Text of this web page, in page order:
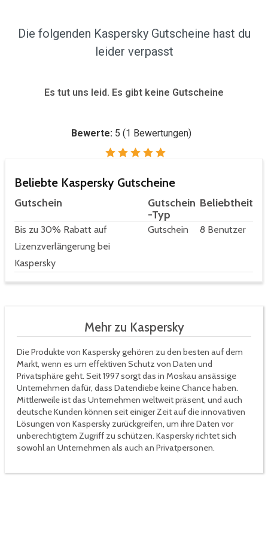
Die folgenden Kaspersky Gutscheine hast du
leider verpasst
Es tut uns leid. Es gibt keine Gutscheine
Bewerte: 5 (1 Bewertungen)
Beliebte Kaspersky Gutscheine
Gutschein
Gutschein
-Typ
Beliebtheit
Bis zu 30% Rabatt auf
Lizenzverlängerung bei
Kaspersky
Gutschein 8 Benutzer
Mehr zu Kaspersky
Die Produkte von Kaspersky gehören zu den besten auf dem
Markt, wenn es um effektiven Schutz von Daten und
Privatsphäre geht. Seit 1997 sorgt das in Moskau ansässige
Unternehmen dafür, dass Datendiebe keine Chance haben.
Mittlerweile ist das Unternehmen weltweit präsent, und auch
deutsche Kunden können seit einiger Zeit auf die innovativen
Lösungen von Kaspersky zurückgreifen, um ihre Daten vor
unberechtigtem Zugriff zu schützen. Kaspersky richtet sich
sowohl an Unternehmen als auch an Privatpersonen.